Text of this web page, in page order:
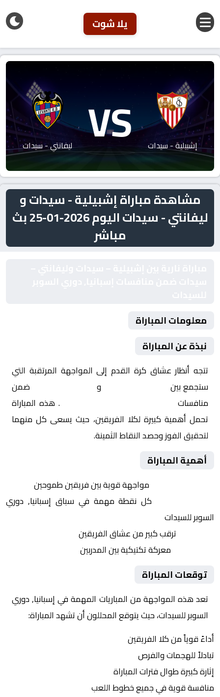
يلا شوت
إشبيلية - سيدات VS ليفانتي - سيدات
مشاهدة مباراة إشبيلية - سيدات و
ليفانتي - سيدات اليوم 2026-01-25 بث
مباشر
معلومات المباراة
نبذة عن المباراة
تتجه أنظار عشاق كرة القدم إلى المواجهة المرتقبة التي
ستجمع بين
و
ضمن
منافسات
. هذه المباراة
تحمل أهمية كبيرة لكلا الفريقين، حيث يسعى كل منهما
لتحقيق الفوز وحصد النقاط الثمينة.
أهمية المباراة
مواجهة قوية بين فريقين طموحين
كل نقطة مهمة في سباق إسبانيا, دوري
السوبر للسيدات
ترقب كبير من عشاق الفريقين
معركة تكتيكية بين المدربين
توقعات المباراة
تعد هذه المواجهة من المباريات المهمة في إسبانيا, دوري
السوبر للسيدات، حيث يتوقع المحللون أن تشهد المباراة:
أداءً قوياً من كلا الفريقين
تبادلاً للهجمات والفرص
إثارة كبيرة طوال فترات المباراة
منافسة قوية في جميع خطوط اللعب